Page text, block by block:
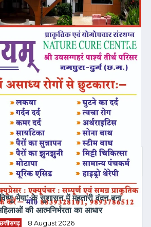
❯
भैया’ के सुशासन में महतारी वंदन बना
की आत्मनिर्भरता का आधार
छत्तीसगढ़ 8 August 2026